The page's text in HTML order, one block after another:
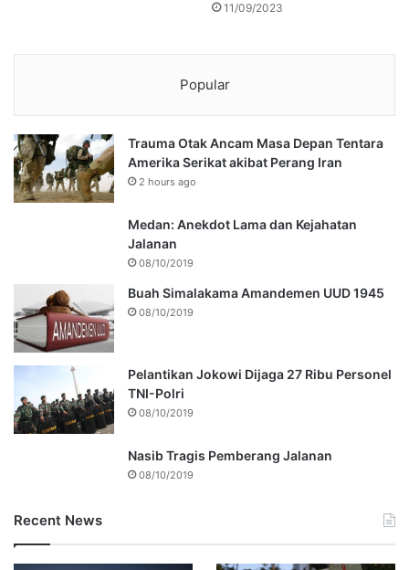
11/09/2023
Popular
Trauma Otak Ancam Masa Depan Tentara
Amerika Serikat akibat Perang Iran
2 hours ago
Medan: Anekdot Lama dan Kejahatan
Jalanan
08/10/2019
Buah Simalakama Amandemen UUD 1945
08/10/2019
Pelantikan Jokowi Dijaga 27 Ribu Personel
TNI-Polri
08/10/2019
Nasib Tragis Pemberang Jalanan
08/10/2019
Recent News